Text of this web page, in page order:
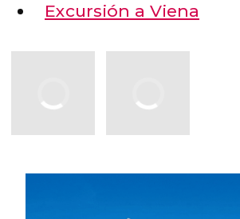
Excursión a Viena